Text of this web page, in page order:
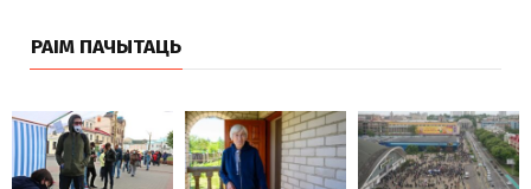
РАІМ ПАЧЫТАЦЬ